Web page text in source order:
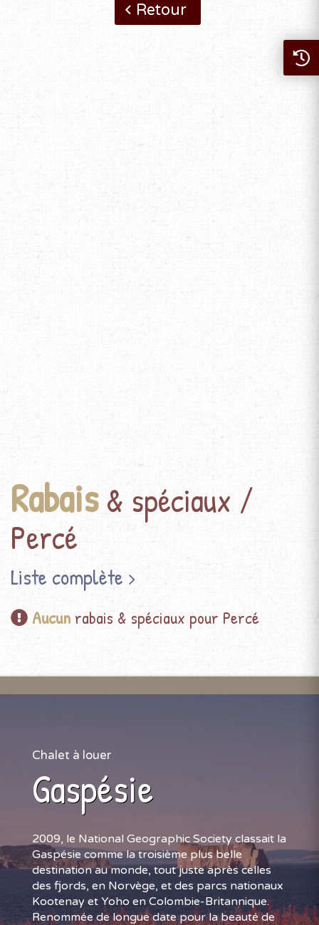
Retour
Rabais& spéciaux /
Percé
Liste complète
Aucun rabais & spéciaux pour Percé
Chalet à louer
Gaspésie
2009, le National Geographic Society classait la
Gaspésie comme la troisième plus belle
destination au monde, tout juste après celles
des fjords, en Norvège, et des parcs nationaux
Kootenay et Yoho en Colombie-Britannique.
Renommée de longue date pour la beauté de